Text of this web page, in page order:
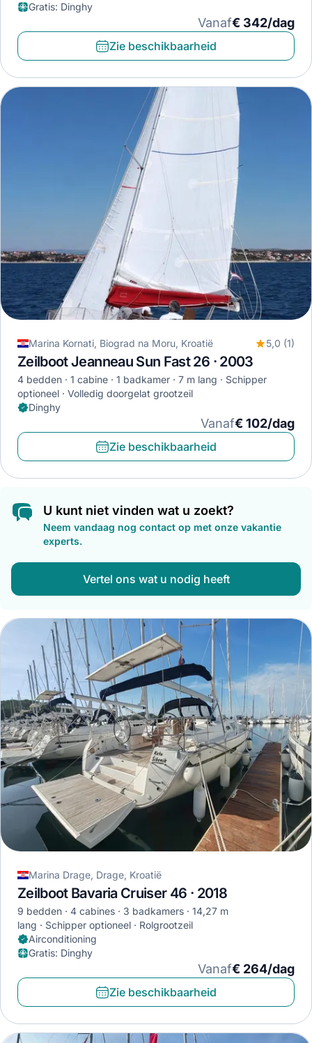
Gratis: Dinghy
Vanaf€ 342/dag
Zie beschikbaarheid
Marina Kornati, Biograd na Moru, Kroatië 5,0 (1)
Zeilboot Jeanneau Sun Fast 26 · 2003
4 bedden 1 cabine 1 badkamer 7 m lang
Schipper
optioneel
Volledig doorgelat grootzeil
Dinghy
Vanaf€ 102/dag
Zie beschikbaarheid
U kunt niet vinden wat u zoekt?
Neem vandaag nog contact op met onze vakantie
experts.
Vertel ons wat u nodig heeft
Marina Drage, Drage, Kroatië
Zeilboot Bavaria Cruiser 46 · 2018
9 bedden 4 cabines 3 badkamers
14,27 m
lang
Schipper optioneel
Rolgrootzeil
Airconditioning
Gratis: Dinghy
Vanaf€ 264/dag
Zie beschikbaarheid